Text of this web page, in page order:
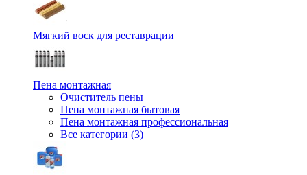
Мягкий воск для реставрации
Пена монтажная
Очиститель пены
Пена монтажная бытовая
Пена монтажная профессиональная
Все категории (3)